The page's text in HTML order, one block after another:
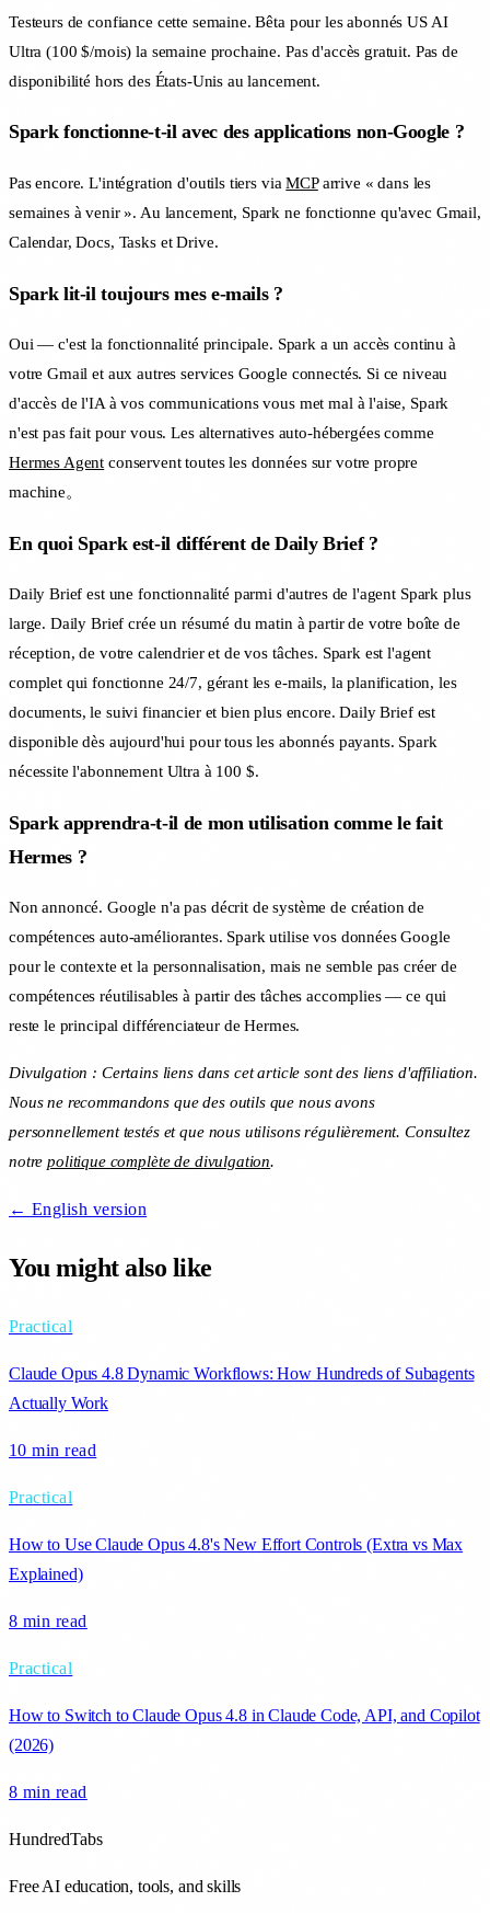
Testeurs de confiance cette semaine. Bêta pour les abonnés US AI
Ultra (100 $/mois) la semaine prochaine. Pas d'accès gratuit. Pas de
disponibilité hors des États-Unis au lancement.
Spark fonctionne-t-il avec des applications non-Google ?
Pas encore. L'intégration d'outils tiers viaMCParrive « dans les
semaines à venir ». Au lancement, Spark ne fonctionne qu'avec Gmail,
Calendar, Docs, Tasks et Drive.
Spark lit-il toujours mes e-mails ?
Oui — c'est la fonctionnalité principale. Spark a un accès continu à
votre Gmail et aux autres services Google connectés. Si ce niveau
d'accès de l'IA à vos communications vous met mal à l'aise, Spark
n'est pas fait pour vous. Les alternatives auto-hébergées comme
Hermes Agent conservent toutes les données sur votre propre
machine。
En quoi Spark est-il différent de Daily Brief ?
Daily Brief est une fonctionnalité parmi d'autres de l'agent Spark plus
large. Daily Brief crée un résumé du matin à partir de votre boîte de
réception, de votre calendrier et de vos tâches. Spark est l'agent
complet qui fonctionne 24/7, gérant les e-mails, la planification, les
documents, le suivi financier et bien plus encore. Daily Brief est
disponible dès aujourd'hui pour tous les abonnés payants. Spark
nécessite l'abonnement Ultra à 100 $.
Spark apprendra-t-il de mon utilisation comme le fait
Hermes ?
Non annoncé. Google n'a pas décrit de système de création de
compétences auto-améliorantes. Spark utilise vos données Google
pour le contexte et la personnalisation, mais ne semble pas créer de
compétences réutilisables à partir des tâches accomplies — ce qui
reste le principal différenciateur de Hermes.
Divulgation : Certains liens dans cet article sont des liens d'affiliation.
Nous ne recommandons que des outils que nous avons
personnellement testés et que nous utilisons régulièrement. Consultez
notrepolitique complète de divulgation.
← English version
You might also like
Practical
Claude Opus 4.8 Dynamic Workflows: How Hundreds of Subagents
Actually Work
10 min read
Practical
How to Use Claude Opus 4.8's New Effort Controls (Extra vs Max
Explained)
8 min read
Practical
How to Switch to Claude Opus 4.8 in Claude Code, API, and Copilot
(2026)
8 min read
HundredTabs
Free AI education, tools, and skills